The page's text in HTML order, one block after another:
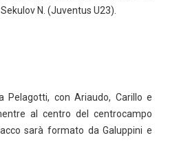
N. (Juventus U23).
Pelagotti, con Ariaudo, Carillo e
al centro del centrocampo
sarà formato da Galuppini e